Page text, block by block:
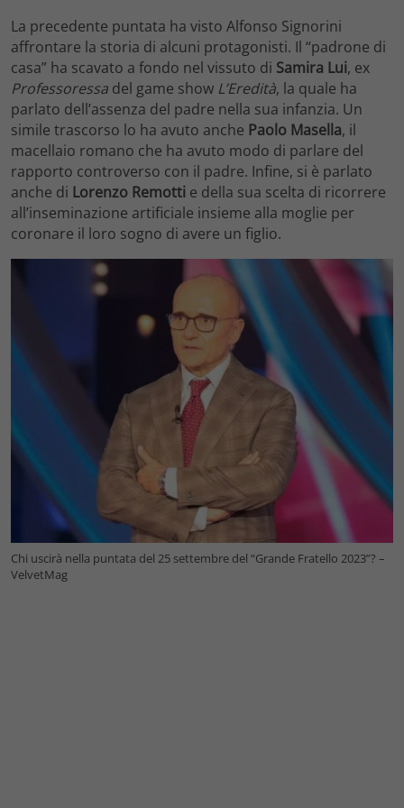
La precedente puntata ha visto Alfonso Signorini
affrontare la storia di alcuni protagonisti. Il “padrone di
casa” ha scavato a fondo nel vissuto di Samira Lui, ex
Professoressa del game show L’Eredità, la quale ha
parlato dell’assenza del padre nella sua infanzia. Un
simile trascorso lo ha avuto anche Paolo Masella, il
macellaio romano che ha avuto modo di parlare del
rapporto controverso con il padre. Infine, si è parlato
anche di Lorenzo Remotti e della sua scelta di ricorrere
all’inseminazione artificiale insieme alla moglie per
coronare il loro sogno di avere un figlio.
Chi uscirà nella puntata del 25 settembre del “Grande Fratello 2023”? –
VelvetMag